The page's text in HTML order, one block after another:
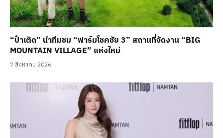
“ป๋าเต็ด” นำทีมชม “ฟาร์มโชคชัย 3” สถานที่จัดงาน “BIG
MOUNTAIN VILLAGE” แห่งใหม่
7 สิงหาคม 2026